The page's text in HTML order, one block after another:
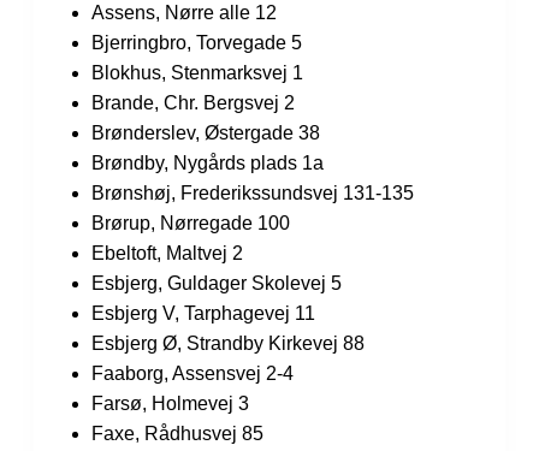
Assens, Nørre alle 12
Bjerringbro, Torvegade 5
Blokhus, Stenmarksvej 1
Brande, Chr. Bergsvej 2
Brønderslev, Østergade 38
Brøndby, Nygårds plads 1a
Brønshøj, Frederikssundsvej 131-135
Brørup, Nørregade 100
Ebeltoft, Maltvej 2
Esbjerg, Guldager Skolevej 5
Esbjerg V, Tarphagevej 11
Esbjerg Ø, Strandby Kirkevej 88
Faaborg, Assensvej 2-4
Farsø, Holmevej 3
Faxe, Rådhusvej 85